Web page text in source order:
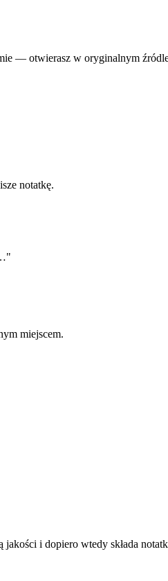
— otwierasz w oryginalnym
notatkę.
"
miejscem.
i dopiero wtedy składa